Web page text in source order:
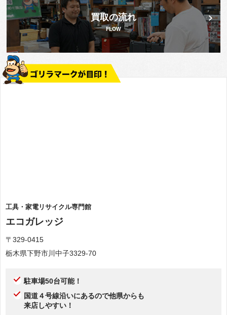
買取の流れ
FLOW
工具・家電リサイクル専門館
エコガレッジ
〒329-0415
栃木県下野市川中子3329-70
駐車場50台可能！
国道４号線沿いにあるので他県からも
来店しやすい！